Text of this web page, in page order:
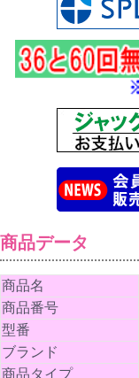
商品データ
商品名
商品番号
型番
ブランド
商品タイプ